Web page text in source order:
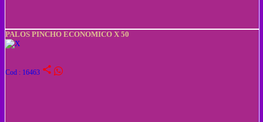
PALOS PINCHO ECONOMICO X 50
Cod : 16463 share